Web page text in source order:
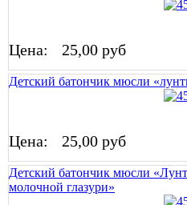
Цена: 25,00 руб
Детский батончик мюсли
Цена: 25,00 руб
Детский батончик мюсли
молочной глазури»